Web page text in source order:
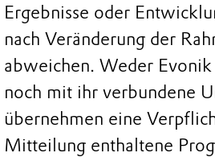
Ergebnisse oder
nach Veränderung der
abweichen. Weder Evonik
noch mit ihr verbundene
übernehmen eine
Mitteilung enthaltene